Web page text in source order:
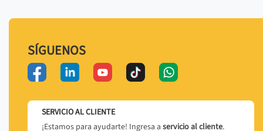
SÍGUENOS
SERVICIO AL CLIENTE
¡Estamos para ayudarte! Ingresa a servicio al cliente.